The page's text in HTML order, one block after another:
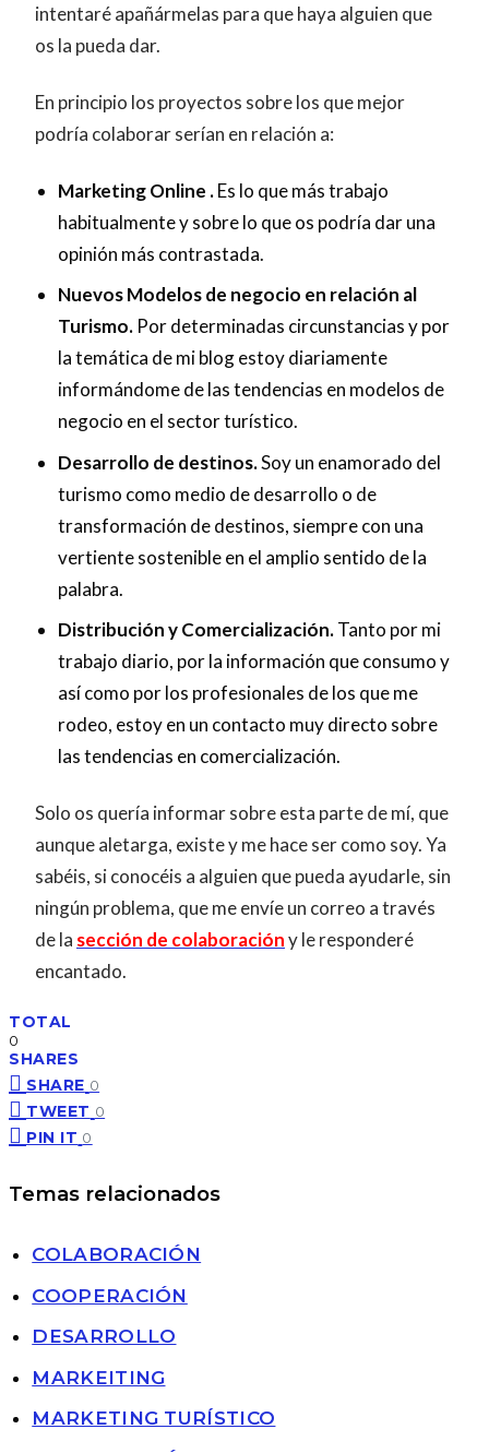
intentaré apañármelas para que haya alguien que
os la pueda dar.
En principio los proyectos sobre los que mejor
podría colaborar serían en relación a:
Marketing Online .Es lo que más trabajo
habitualmente y sobre lo que os podría dar una
opinión más contrastada.
Nuevos Modelos de negocio en relación al
Turismo. Por determinadas circunstancias y por
la temática de mi blog estoy diariamente
informándome de las tendencias en modelos de
negocio en el sector turístico.
Desarrollo de destinos.Soy un enamorado del
turismo como medio de desarrollo o de
transformación de destinos, siempre con una
vertiente sostenible en el amplio sentido de la
palabra.
Distribución y Comercialización.Tanto por mi
trabajo diario, por la información que consumo y
así como por los profesionales de los que me
rodeo, estoy en un contacto muy directo sobre
las tendencias en comercialización.
Solo os quería informar sobre esta parte de mí, que
aunque aletarga, existe y me hace ser como soy. Ya
sabéis, si conocéis a alguien que pueda ayudarle, sin
ningún problema, que me envíe un correo a través
de la sección de colaboracióny le responderé
encantado.
TOTAL
0
SHARES
SHARE 0
TWEET 0
PIN IT 0
Temas relacionados
COLABORACIÓN
COOPERACIÓN
DESARROLLO
MARKEITING
MARKETING TURÍSTICO